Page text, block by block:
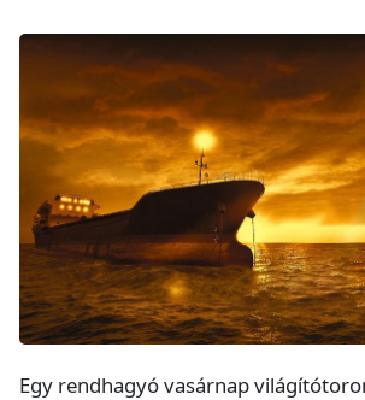
Egy rendhagyó vasárnap